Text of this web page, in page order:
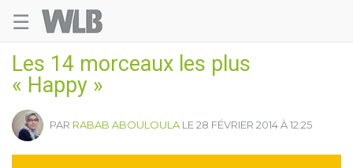
☰
Les 14 morceaux les plus
« Happy »
PAR RABAB ABOULOULA LE 28 FÉVRIER 2014 À 12:25